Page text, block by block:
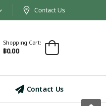
Contact Us
Shopping Cart:
฿0.00
Contact Us